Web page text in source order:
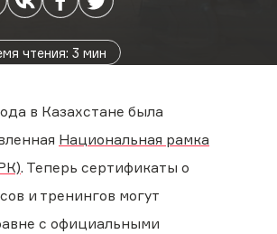
чтения:3 мин
в Казахстане была
Национальная рамка
. Теперь сертификаты о
и тренингов могут
с официальными